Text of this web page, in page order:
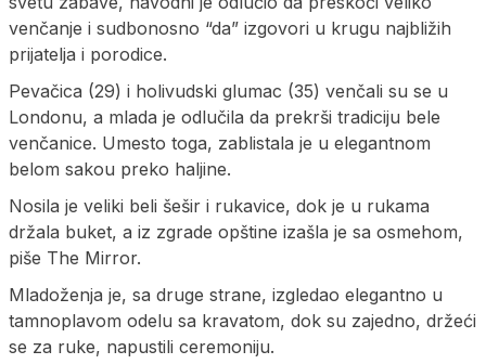
venčanje i sudbonosno “da” izgovori u krugu najbližih
prijatelja i porodice.
Pevačica (29) i holivudski glumac (35) venčali su se u
Londonu, a mlada je odlučila da prekrši tradiciju bele
venčanice. Umesto toga, zablistala je u elegantnom
belom sakou preko haljine.
Nosila je veliki beli šešir i rukavice, dok je u rukama
držala buket, a iz zgrade opštine izašla je sa osmehom,
piše The Mirror.
Mladoženja je, sa druge strane, izgledao elegantno u
tamnoplavom odelu sa kravatom, dok su zajedno, držeći
se za ruke, napustili ceremoniju.